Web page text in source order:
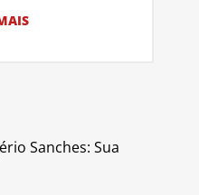
Sanches: Sua